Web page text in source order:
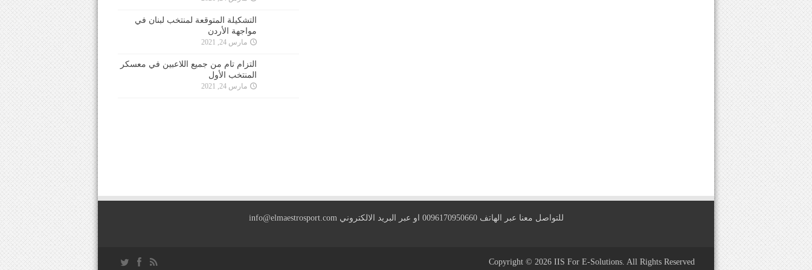
التشكيلة المتوقعة لمنتخب لبنان في
مواجهة الأردن
مارس 24, 2021
التزام تام من جميع اللاعبين في معسكر
المنتخب الأول
مارس 24, 2021
للتواصل معنا عبر الهاتف 0096170950660 او عبر البريد الالكتروني info@elmaestrosport.com
Copyright © 2026 IIS For E-Solutions. All Rights Reserved